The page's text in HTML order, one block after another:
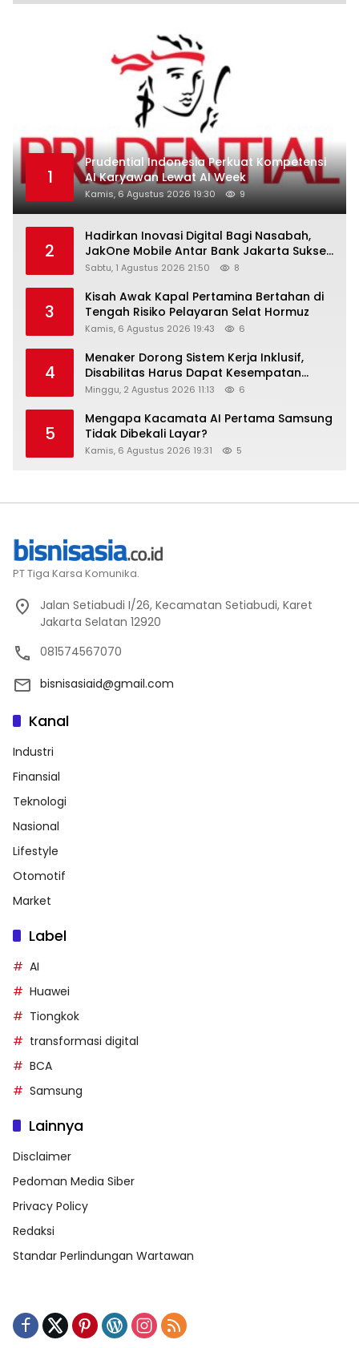
1
Prudential Indonesia Perkuat Kompetensi
AI Karyawan Lewat AI Week
Kamis, 6 Agustus 2026 19:30 9
2
Hadirkan Inovasi Digital Bagi Nasabah,
JakOne Mobile Antar Bank Jakarta Sukses
Raih Digital Excellence Awards 2026
Sabtu, 1 Agustus 2026 21:50 8
3
Kisah Awak Kapal Pertamina Bertahan di
Tengah Risiko Pelayaran Selat Hormuz
Kamis, 6 Agustus 2026 19:43 6
4
Menaker Dorong Sistem Kerja Inklusif,
Disabilitas Harus Dapat Kesempatan
Setara
Minggu, 2 Agustus 2026 11:13 6
5
Mengapa Kacamata AI Pertama Samsung
Tidak Dibekali Layar?
Kamis, 6 Agustus 2026 19:31 5
PT Tiga Karsa Komunika.
Jalan Setiabudi I/26, Kecamatan Setiabudi, Karet
Jakarta Selatan 12920
081574567070
bisnisasiaid@gmail.com
Kanal
Industri
Finansial
Teknologi
Nasional
Lifestyle
Otomotif
Market
Label
AI
Huawei
Tiongkok
transformasi digital
BCA
Samsung
Lainnya
Disclaimer
Pedoman Media Siber
Privacy Policy
Redaksi
Standar Perlindungan Wartawan